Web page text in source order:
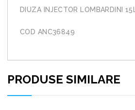
DIUZA INJECTOR LOMBARDINI
COD ANC36849
PRODUSE SIMILARE